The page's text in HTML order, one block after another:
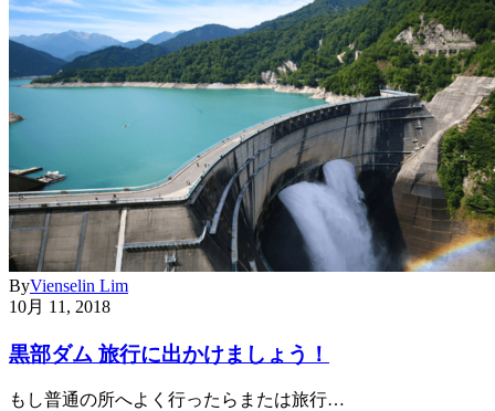
ByVienselin Lim
10月 11, 2018
黒部ダム 旅行に出かけましょう！
もし普通の所へよく行ったらまたは旅行…